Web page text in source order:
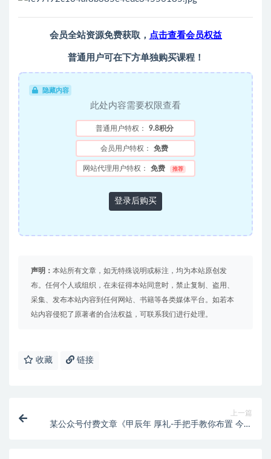
会员全站资源免费获取， 点击查看会员权益
普通用户可在下方单独购买课程！
隐藏内容
此处内容需要权限查看
普通用户特权： 9.8积分
会员用户特权： 免费
网站代理用户特权： 免费 推荐
登录后购买
声明： 本站所有文章，如无特殊说明或标注，均为本站原创发
布。任何个人或组织，在未征得本站同意时，禁止复制、盗用、
采集、发布本站内容到任何网站、书籍等各类媒体平台。如若本
站内容侵犯了原著者的合法权益，可联系我们进行处理。
收藏 链接
上一篇
某公众号付费文章《甲辰年 厚礼-手把手教你布置 今年